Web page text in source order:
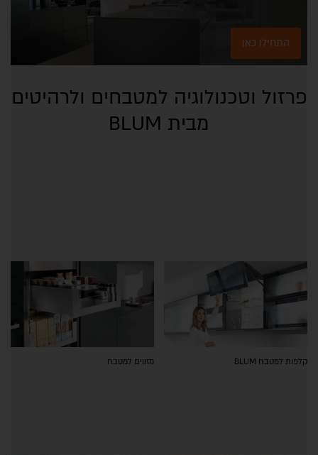
התחילו כאן
פרזול וטכנולוגיה למטבחים ולרהיטים
מבית BLUM
קלפות למטבח BLUM מזווים למטבח